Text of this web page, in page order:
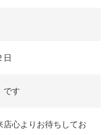
日
です
店心よりお待ちしてお